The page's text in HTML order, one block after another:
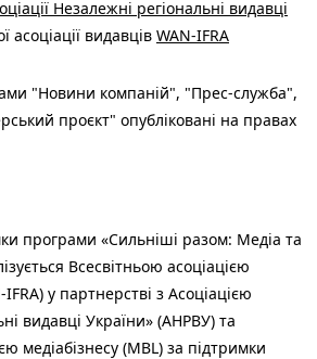
Незалежні регіональні видавці
асоціації видавців WAN-IFRA
"Новини компаній", "Прес-служба",
проєкт" опубліковані на правах
програми «Сильніші разом: Медіа та
Всесвітньою асоціацією
у партнерстві з Асоціацією
видавці України» (АНРВУ) та
медіабізнесу (MBL) за підтримки